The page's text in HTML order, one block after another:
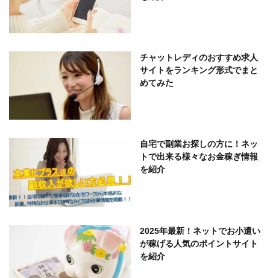
チャットレディのおすすめ求人
サイトをランキング形式でまと
めてみた
自宅で副業お探しの方に！ネッ
トで出来る様々なお金稼ぎ情報
を紹介
2025年最新！ネットでお小遣い
が稼げる人気のポイントサイト
を紹介